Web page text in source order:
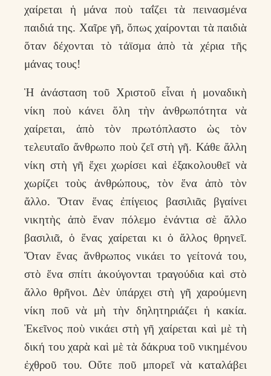
χαίρεται ἡ μάνα ποὺ ταΐζει τὰ πεινασμένα
παιδιά της. Χαῖρε γῆ, ὅπως χαίρονται τὰ παιδιὰ
ὅταν δέχονται τὸ τάϊσμα ἀπὸ τὰ χέρια τῆς
μάνας τους!
Ἡ ἀνάσταση τοῦ Χριστοῦ εἶναι ἡ μοναδικὴ
νίκη ποὺ κάνει ὅλη τὴν ἀνθρωπότητα νὰ
χαίρεται, ἀπὸ τὸν πρωτόπλαστο ὼς τὸν
τελευταῖο ἄνθρωπο ποὺ ζεῖ στὴ γῆ. Κάθε ἄλλη
νίκη στὴ γῆ ἔχει χωρίσει καὶ ἐξακολουθεῖ νὰ
χωρίζει τοὺς ἀνθρώπους, τὸν ἕνα ἀπὸ τὸν
ἄλλο. Ὅταν ἕνας ἐπίγειος βασιλιᾶς βγαίνει
νικητὴς ἀπὸ ἕναν πόλεμο ἐνάντια σὲ ἄλλο
βασιλιᾶ, ὁ ἕνας χαίρεται κι ὁ ἄλλος θρηνεῖ.
Ὅταν ἕνας ἄνθρωπος νικάει το γείτονά του,
στὸ ἕνα σπίτι ἀκούγονται τραγούδια καὶ στὸ
ἄλλο θρῆνοι. Δὲν ὑπάρχει στὴ γῆ χαρούμενη
νίκη ποῦ νὰ μὴ τὴν δηλητηριάζει ἡ κακία.
Ἐκεῖνος ποὺ νικάει στὴ γῆ χαίρεται καὶ μὲ τὴ
δική του χαρὰ καὶ μὲ τὰ δάκρυα τοῦ νικημένου
ἐχθροῦ του. Οὔτε ποῦ μπορεῖ νὰ καταλάβει